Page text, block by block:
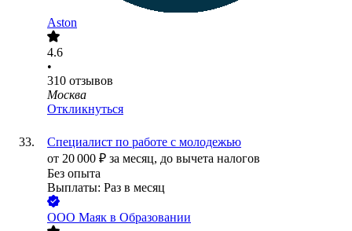
Aston
4.6
•
310 отзывов
Москва
Откликнуться
Специалист по работе с молодежью
от 20 000 ₽ за месяц, до вычета налогов
Без опыта
Выплаты: Раз в месяц
ООО Маяк в Образовании